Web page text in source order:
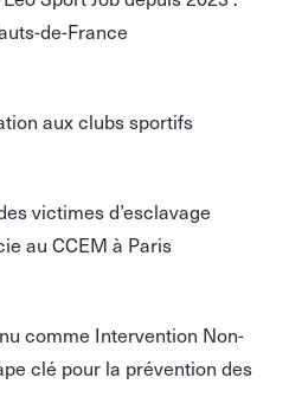
de-France
aux clubs sportifs
victimes d’esclavage
au CCEM à Paris
comme Intervention Non-
clé pour la prévention des